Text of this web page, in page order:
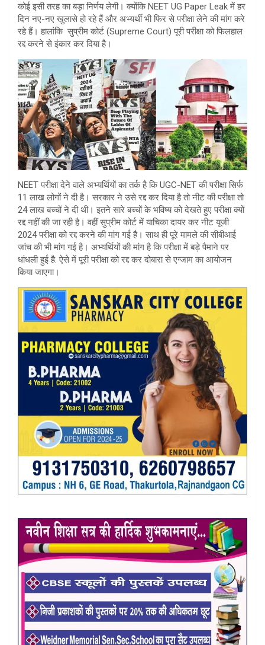
कोई इसी तरह का बड़ा निर्णय लेगी। क्योंकि NEET UG Paper Leak में हर
दिन नए-नए खुलासे हो रहे हैं और अभ्यर्थी भी फिर से परीक्षा लेने की मांग करे
रहे हैं। हालांकि सुप्रीम कोर्ट (Supreme Court) पूरी परीक्षा को फिलहाल
रद्द करने से इंकार कर दिया है।
NEET परीक्षा देने वाले अभ्यर्थियों का तर्क है कि UGC-NET की परीक्षा सिर्फ
11 लाख लोगों ने दी है। सरकार ने उसे रद्द कर दिया है तो नीट की परीक्षा तो
24 लाख बच्चों ने दी थी। इतने सारे बच्चों के भविष्य को देखते हुए परीक्षा क्यों
रद्द नहीं की जा रही है। वहीं सुप्रीम कोर्ट में याचिका दायर कर नीट यूजी
2024 परीक्षा को रद्द करने की मांग गई है। साथ ही पूरे मामले की सीबीआई
जांच की भी मांग गई है। अभ्यर्थियों की मांग है कि परीक्षा में बड़े पैमाने पर
धांधली हुई है. ऐसे में पूरी परीक्षा को रद्द कर दोबारा से एग्जाम का आयोजन
किया जाएगा।